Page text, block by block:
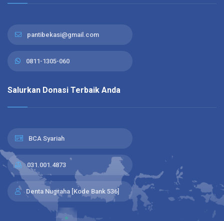
pantibekasi@gmail.com
0811-1305-060
Salurkan Donasi Terbaik Anda
BCA Syariah
031.001.4873
Denta Nugraha [Kode Bank 536]